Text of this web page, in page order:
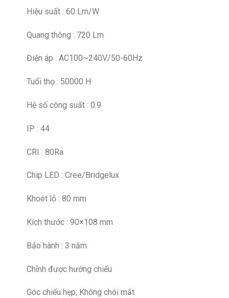
Hiệu suất : 60 Lm/W
Quang thông : 720 Lm
Điện áp : AC100~240V/50-60Hz
Tuổi thọ : 50000 H
Hệ số công suất : 0.9
IP : 44
CRI : 80Ra
Chip LED : Cree/Bridgelux
Khoét lỗ : 80 mm
Kích thước : 90×108 mm
Bảo hành : 3 năm
Chỉnh được hướng chiếu
Góc chiếu hẹp, Không chói mắt